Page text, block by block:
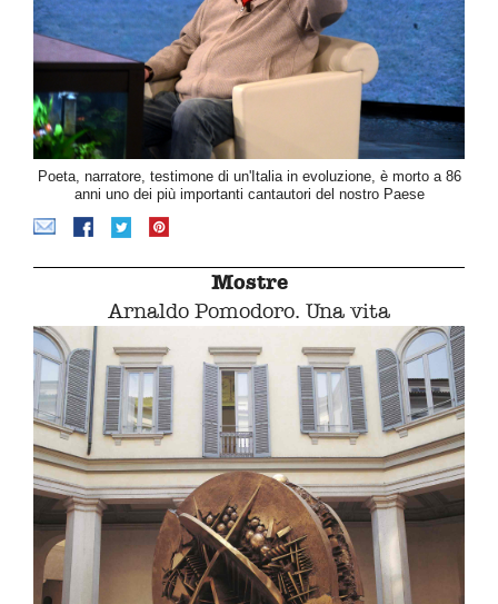
Poeta, narratore, testimone di un'Italia in evoluzione, è morto a 86
anni uno dei più importanti cantautori del nostro Paese
Mostre
Arnaldo Pomodoro. Una vita